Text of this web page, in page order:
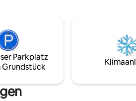
Die
Terrasse, mehreren
Schlafzimmern und einer voll
ausgestatteten Küche
Parkplatz
Grundstück